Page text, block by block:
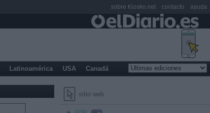
Latinoamérica USA Canadá
sitio web
sobre Kiosko.net contacto ayuda